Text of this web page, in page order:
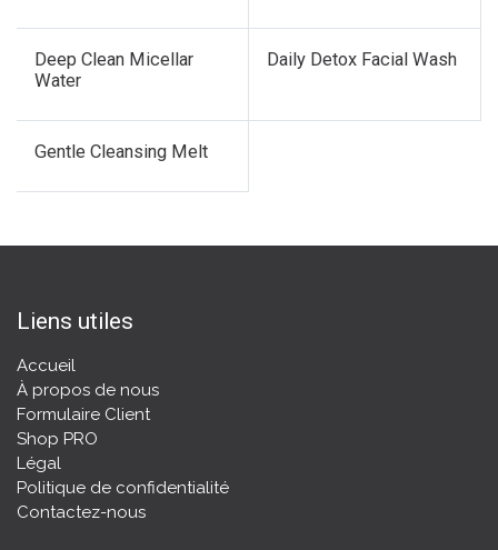
Deep Clean Micellar
Water
Daily Detox Facial Wash
Gentle Cleansing Melt
Liens utiles
Accueil
À propos de nous
Formulaire Client
Shop PRO
Légal
Politique de confidentialité
Contactez-nous